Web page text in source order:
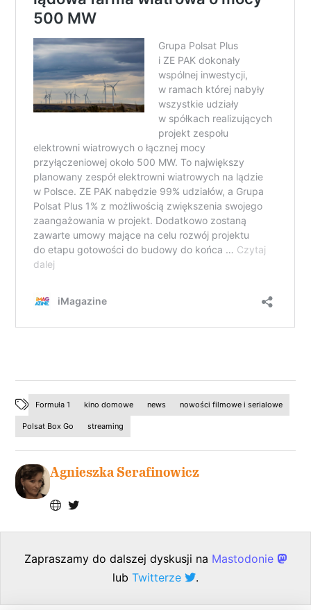
Formuła 1 kino domowe news nowości filmowe i serialowe
Polsat Box Go streaming
Agnieszka Serafinowicz
Zapraszamy do dalszej dyskusji na Mastodonie
lub Twitterze .